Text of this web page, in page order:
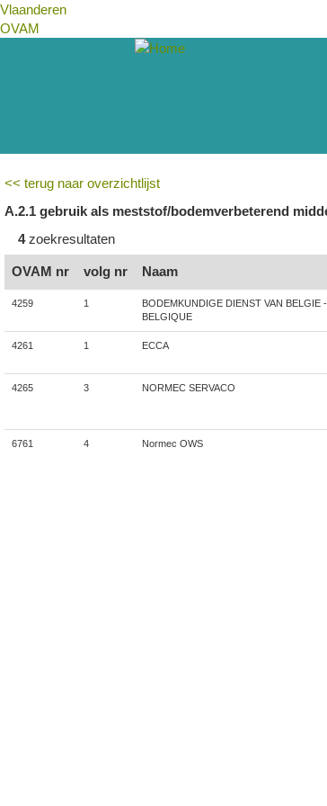
Vlaanderen
OVAM
<< terug naar overzichtlijst
A.2.1 gebruik als meststof/bodemverbeterend
4zoekresultaten
OVAM nr volg nr Naam
4259 1
BODEMKUNDIGE DIENST VAN BELGIE
BELGIQUE
4261 1 ECCA
4265 3 NORMEC SERVACO
6761 4 Normec OWS